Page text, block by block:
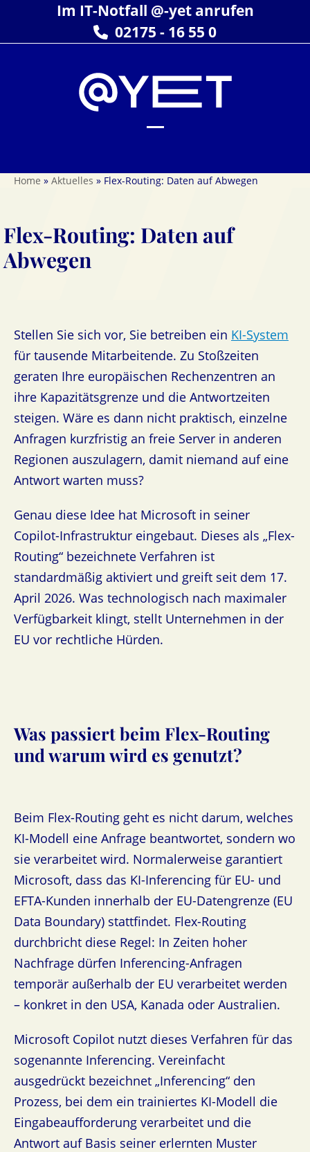
content
Im IT-Notfall @-yet anrufen
02175 - 16 55 0
menu
menu
Home » Aktuelles » Flex-Routing: Daten auf Abwegen
Flex-Routing: Daten auf
Abwegen
Stellen Sie sich vor, Sie betreiben ein KI-System
für tausende Mitarbeitende. Zu Stoßzeiten
geraten Ihre europäischen Rechenzentren an
ihre Kapazitätsgrenze und die Antwortzeiten
steigen. Wäre es dann nicht praktisch, einzelne
Anfragen kurzfristig an freie Server in anderen
Regionen auszulagern, damit niemand auf eine
Antwort warten muss?
Genau diese Idee hat Microsoft in seiner
Copilot-Infrastruktur eingebaut. Dieses als „Flex-
Routing“ bezeichnete Verfahren ist
standardmäßig aktiviert und greift seit dem 17.
April 2026. Was technologisch nach maximaler
Verfügbarkeit klingt, stellt Unternehmen in der
EU vor rechtliche Hürden.
Was passiert beim Flex-Routing
und warum wird es genutzt?
Beim Flex-Routing geht es nicht darum, welches
KI-Modell eine Anfrage beantwortet, sondern wo
sie verarbeitet wird. Normalerweise garantiert
Microsoft, dass das KI-Inferencing für EU- und
EFTA-Kunden innerhalb der EU-Datengrenze (EU
Data Boundary) stattfindet. Flex-Routing
durchbricht diese Regel: In Zeiten hoher
Nachfrage dürfen Inferencing-Anfragen
temporär außerhalb der EU verarbeitet werden
– konkret in den USA, Kanada oder Australien.
Microsoft Copilot nutzt dieses Verfahren für das
sogenannte Inferencing. Vereinfacht
ausgedrückt bezeichnet „Inferencing“ den
Prozess, bei dem ein trainiertes KI-Modell die
Eingabeaufforderung verarbeitet und die
Antwort auf Basis seiner erlernten Muster